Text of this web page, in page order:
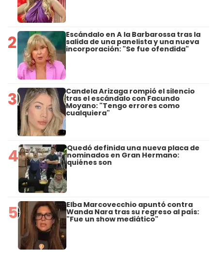
2 Escándalo en A la Barbarossa tras la
salida de una panelista y una nueva
incorporación: "Se fue ofendida"
3 Candela Arizaga rompió el silencio
tras el escándalo con Facundo
Moyano: "Tengo errores como
cualquiera"
4 Quedó definida una nueva placa de
nominados en Gran Hermano:
quiénes son
5 Elba Marcovecchio apuntó contra
Wanda Nara tras su regreso al país:
"Fue un show mediático"